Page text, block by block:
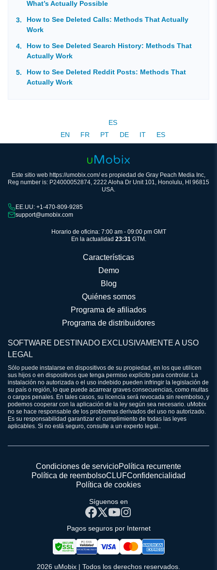
What’s Actually Possible
How to See Deleted Calls: Methods That Actually
Work
How to See Deleted Search History: Methods That
Actually Work
How to See Deleted Reddit Posts: Methods That
Actually Work
ES
EN
FR PT DE IT ES
Este sitio web https://umobix.com/ es propiedad de Gray Peach Media Inc,
Reg number is: P24000052874, 2222 Aloha Dr Unit 101, Honolulu, HI 96815
USA.
EE.UU: +1-470-809-9285
support@umobix.com
Horario de oficina: 7:00 am - 09:00 pm GMT
En la actualidad 23:31GTM.
Características
Demo
Blog
Quiénes somos
Programa de afiliados
Programa de distribuidores
SOFTWARE DESTINADO EXCLUSIVAMENTE A USO
LEGAL
Sólo puede instalarse en dispositivos de su propiedad, en los que utilicen
sus hijos o en dispositivos que tenga permiso explícito para controlar. La
instalación no autorizada o el uso indebido pueden infringir la legislación de
su país o región, lo que puede acarrear graves consecuencias, como multas
o cargos penales. En tales casos, su licencia será revocada sin reembolso, y
podemos cooperar con la aplicación de la ley según sea necesario. uMobix
no se hace responsable de los problemas derivados del uso no autorizado.
Es su responsabilidad garantizar el cumplimiento de todas las leyes
aplicables. Si no está seguro, consulte a un experto legal..
Condiciones de servicioPolítica recurrente
Política de reembolsoCLUFConfidencialidad
Política de cookies
Síguenos en
Pagos seguros por Internet
2026 uMobix | Todos los derechos reservados.